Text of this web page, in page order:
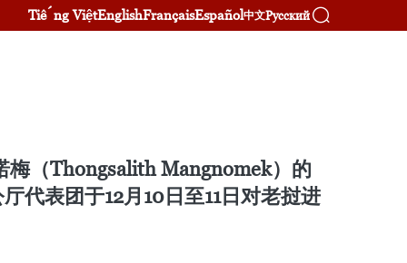
Tiếng ViệtEnglishFrançaisEspañol中文Русский
梅（Thongsalith Mangnomek）的
代表团于12月10日至11日对老挝进